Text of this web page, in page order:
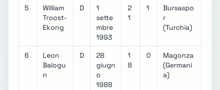
5
William
Troost-
Ekong
D
1
sette
mbre
1993
2
1
1
Bursaspo
r
(Turchia)
6
Leon
Balogu
n
D
28
giugn
o
1988
1
8
0
Magonza
(Germani
a)